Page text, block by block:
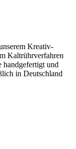
Kreativ-
Kaltrührverfahren
handgefertigt und
in Deutschland